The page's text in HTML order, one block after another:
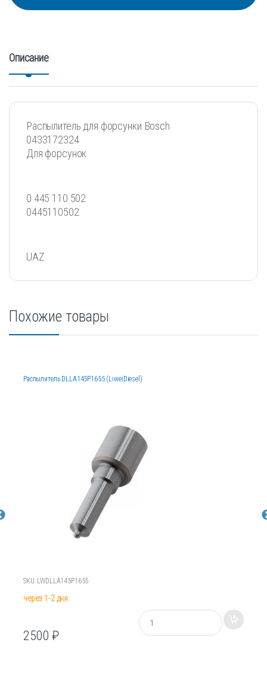
Описание
Распылитель для форсунки Bosch
0433172324
Для форсунок
0 445 110 502
0445110502
UAZ
Похожие товары
Распылитель DLLA145P1655 (LiweiDiesel)
SKU: LWDLLA145P1655
через 1-2 дня
2500₽
К
о